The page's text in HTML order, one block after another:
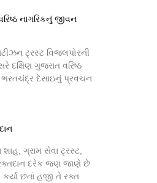
નાગરિકનું જીવન
ટ્રસ્ટ વિજલપોરની
દક્ષિણ ગુજરાત વરિષ્ઠ
ભરતચંદ્ર દેસાઇનું પ્રવચન
શાહ, ગ્રામ સેવા ટ્રસ્ટ,
દરેક જણ જાણે છે
છતાં હજી તે રક્ત